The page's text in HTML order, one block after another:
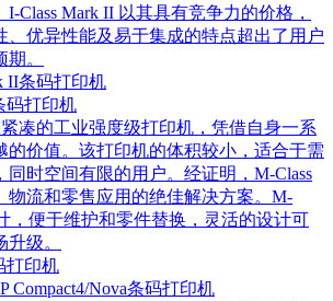
Class Mark II 以其具有竞争力的价格，
、优异性能及易于集成的特点超出了用户
。
II条码打印机
凑的工业强度级打印机，凭借自身一系
的价值。该打印机的体积较小，适合于需
同时空间有限的用户。经证明，M-Class
物流和零售应用的绝佳解决方案。M-
，便于维护和零件替换，灵活的设计可
级。
打印机